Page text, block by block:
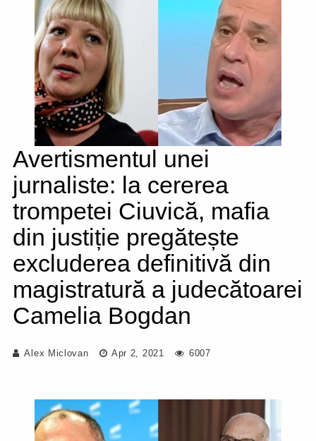
Avertismentul unei
jurnaliste: la cererea
trompetei Ciuvică, mafia
din justiție pregătește
excluderea definitivă din
magistratură a judecătoarei
Camelia Bogdan
Alex Miclovan Apr 2, 2021 6007